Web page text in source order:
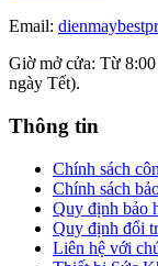
Email:
Giờ mở cửa: Từ 8:00
ngày Tết).
Thông tin
Chính sách
Chính sách
Quy định bảo
Quy định đổi
Liên hệ với